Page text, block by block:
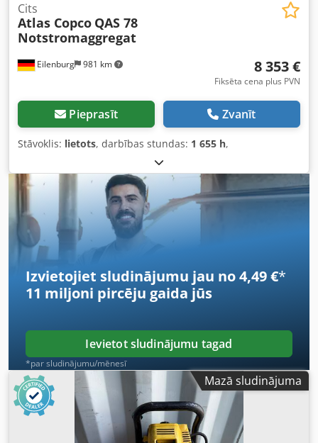
Eilenburg 981 km
Cits
Atlas Copco QAS 78
Notstromaggregat
8 353 €
Fiksēta cena plus PVN
Pieprasīt Zvanīt
Stāvoklis: lietots, darbības stundas: 1 655 h,
Izvietojiet sludinājumu jau no 4,49 €*
11 miljoni pircēju gaida jūs
Ievietot sludinājumu tagad
*par sludinājumu/mēnesī
Mazā sludinājuma